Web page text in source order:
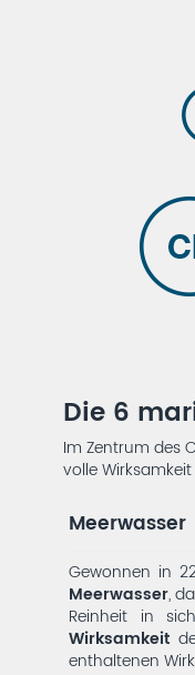
Die 6
Im Zentrum des
volle
Meerwasser
Gewonnen in
Meerwasser,
Reinheit in
Wirksamkeit
enthaltenen